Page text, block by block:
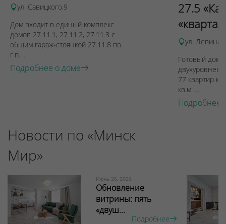
ул. Савицкого,9
Дом входит в единый комплекс
домов 27.11.1, 27.11.2, 27.11.3 с
общим гараж-стоянкой 27.11.8 по
г.п. ...
Подробнее о доме
27.5
ул. Левина,
Готовый дом
77 квартир
кв.м. ...
Подробнее
Новости по «Минск
Мир»
Июнь 26, 2026
Обновление
витрины: пять
«двуш...
Подробнее